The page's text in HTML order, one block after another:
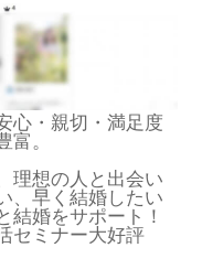
心・親切・満足度
富。
理想の人と出会い
、早く結婚したい
結婚をサポート！
セミナー大好評